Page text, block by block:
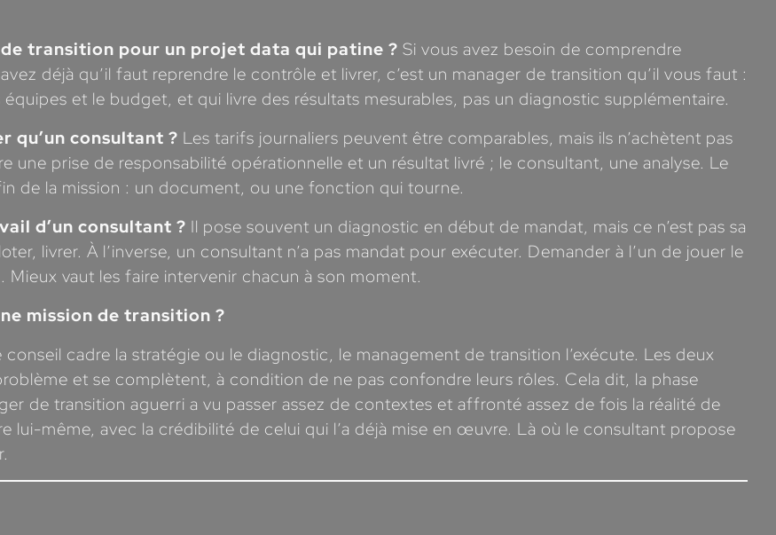
transition pour un projet data qui patine ? Si vous avez besoin de comprendre
déjà qu’il faut reprendre le contrôle et livrer, c’est un manager de transition qu’il vous faut :
et le budget, et qui livre des résultats mesurables, pas un diagnostic supplémentaire.
qu’un consultant ? Les tarifs journaliers peuvent être comparables, mais ils n’achètent pas
une prise de responsabilité opérationnelle et un résultat livré ; le consultant, une analyse. Le
de la mission : un document, ou une fonction qui tourne.
d’un consultant ? Il pose souvent un diagnostic en début de mandat, mais ce n’est pas sa
livrer. À l’inverse, un consultant n’a pas mandat pour exécuter. Demander à l’un de jouer le
vaut les faire intervenir chacun à son moment.
mission de transition ?
cadre la stratégie ou le diagnostic, le management de transition l’exécute. Les deux
et se complètent, à condition de ne pas confondre leurs rôles. Cela dit, la phase
de transition aguerri a vu passer assez de contextes et affronté assez de fois la réalité de
lui-même, avec la crédibilité de celui qui l’a déjà mise en œuvre. Là où le consultant propose